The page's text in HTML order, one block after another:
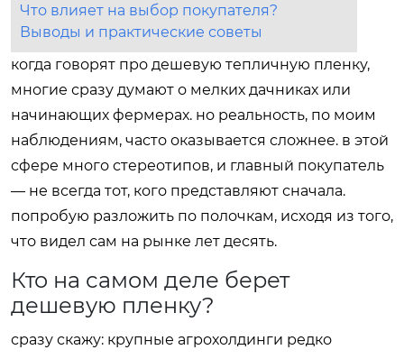
Что влияет на выбор покупателя?
Выводы и практические советы
когда говорят про дешевую тепличную пленку,
многие сразу думают о мелких дачниках или
начинающих фермерах. но реальность, по моим
наблюдениям, часто оказывается сложнее. в этой
сфере много стереотипов, и главный покупатель
— не всегда тот, кого представляют сначала.
попробую разложить по полочкам, исходя из того,
что видел сам на рынке лет десять.
Кто на самом деле берет
дешевую пленку?
сразу скажу: крупные агрохолдинги редко